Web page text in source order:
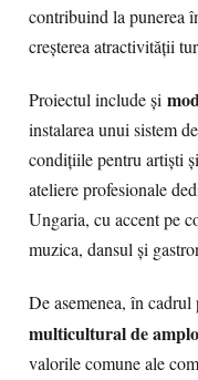
contribuind la punerea
creșterea atractivității
Proiectul include și
instalarea unui sistem
condițiile pentru artiști
ateliere profesionale
Ungaria, cu accent pe
muzica, dansul și
De asemenea, în
multicultural de
valorile comune ale